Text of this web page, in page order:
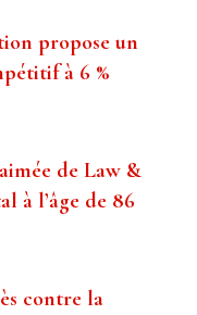
propose un
à 6 %
de Law &
à l’âge de 86
contre la